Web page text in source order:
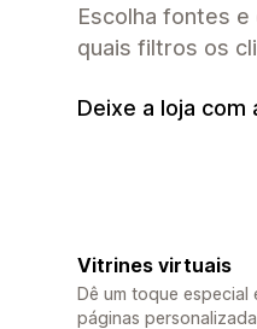
Escolha fontes
quais filtros os
Deixe a loja com
Vitrines virtuais
Dê um toque especial
páginas